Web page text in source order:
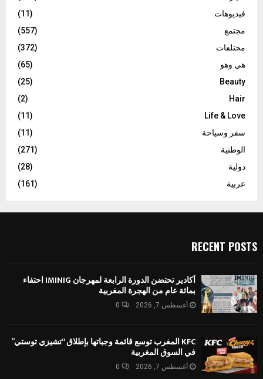
فيديوهات
(11)
مجتمع
(557)
مختلفات
(372)
هي وهو
(65)
Beauty
(25)
Hair
(2)
Life & Love
(11)
سفر وسياحة
(11)
الوطنية
(271)
دولية
(28)
عربية
(161)
RECENT POSTS
أكادير تحتضن الدورة الرابعة لمهرجان IMINIG احتفاء
بمائة عام من الهجرة المغربية
أغسطس 7, 2026 0
KFC المغرب توسع قائمة وجباتها بإطلاق “تشيزي توستي”
في السوق المغربية
أغسطس 7, 2026 0